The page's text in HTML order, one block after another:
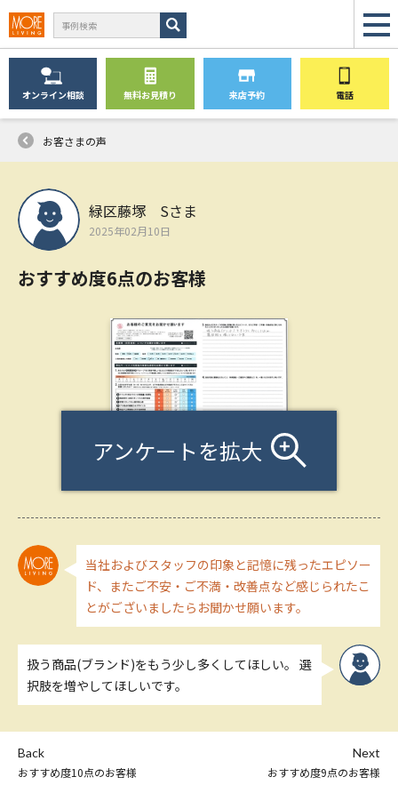
オンライン相談 無料お見積り 来店予約 電話
お客さまの声
緑区藤塚 Sさま
2025年02月10日
おすすめ度6点のお客様
アンケートを拡大
当社およびスタッフの印象と記憶に残ったエピソー
ド、またご不安・ご不満・改善点など感じられたこ
とがございましたらお聞かせ願います。
扱う商品(ブランド)をもう少し多くしてほしい。 選
択肢を増やしてほしいです。
Back
おすすめ度10点のお客様
Next
おすすめ度9点のお客様